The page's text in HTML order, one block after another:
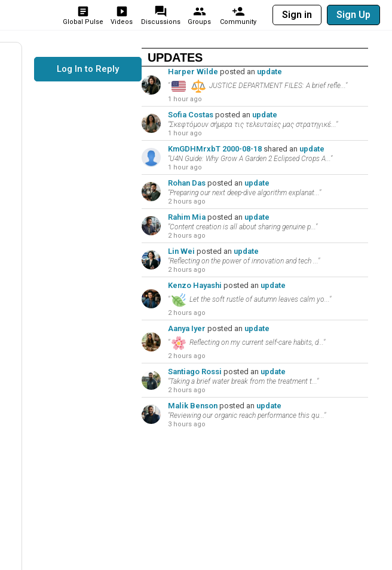
Global Pulse Videos Discussions Groups Community
Sign in Sign Up
Log In to Reply
UPDATES
Harper Wilde posted an update
" JUSTICE DEPARTMENT FILES: A brief refle..."
1 hour ago
Sofia Costasposted an update
"Σκεφτόμουν σήμερα τις τελευταίες μας στρατηγικέ..."
1 hour ago
KmGDHMrxbT 2000-08-18shared an update
"U4N Guide: Why Grow A Garden 2 Eclipsed Crops A..."
1 hour ago
Rohan Dasposted an update
"Preparing our next deep-dive algorithm explanat..."
2 hours ago
Rahim Miaposted an update
"Content creation is all about sharing genuine p..."
2 hours ago
Lin Wei posted an update
"Reflecting on the power of innovation and tech ..."
2 hours ago
Kenzo Hayashi posted an update
" Let the soft rustle of autumn leaves calm yo..."
2 hours ago
Aanya Iyer posted an update
" Reflecting on my current self-care habits, d..."
2 hours ago
Santiago Rossi posted an update
"Taking a brief water break from the treatment t..."
2 hours ago
Malik Bensonposted an update
"Reviewing our organic reach performance this qu..."
3 hours ago